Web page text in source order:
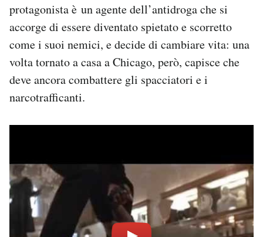
protagonista è un agente dell’antidroga che si
accorge di essere diventato spietato e scorretto
come i suoi nemici, e decide di cambiare vita: una
volta tornato a casa a Chicago, però, capisce che
deve ancora combattere gli spacciatori e i
narcotrafficanti.